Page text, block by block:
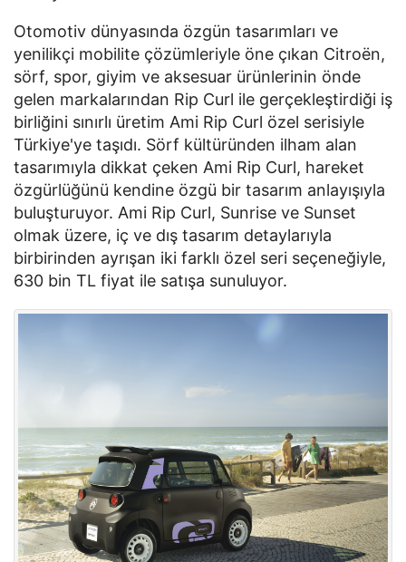
Otomotiv dünyasında özgün tasarımları ve
yenilikçi mobilite çözümleriyle öne çıkan Citroën,
sörf, spor, giyim ve aksesuar ürünlerinin önde
gelen markalarından Rip Curl ile gerçekleştirdiği iş
birliğini sınırlı üretim Ami Rip Curl özel serisiyle
Türkiye'ye taşıdı. Sörf kültüründen ilham alan
tasarımıyla dikkat çeken Ami Rip Curl, hareket
özgürlüğünü kendine özgü bir tasarım anlayışıyla
buluşturuyor. Ami Rip Curl, Sunrise ve Sunset
olmak üzere, iç ve dış tasarım detaylarıyla
birbirinden ayrışan iki farklı özel seri seçeneğiyle,
630 bin TL fiyat ile satışa sunuluyor.